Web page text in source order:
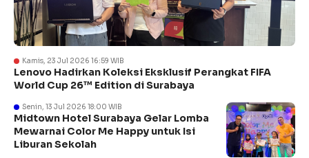
Kamis, 23 Jul 2026 16:59 WIB
Lenovo Hadirkan Koleksi Eksklusif Perangkat FIFA
World Cup 26™ Edition di Surabaya
Senin, 13 Jul 2026 18:00 WIB
Midtown Hotel Surabaya Gelar Lomba
Mewarnai Color Me Happy untuk Isi
Liburan Sekolah